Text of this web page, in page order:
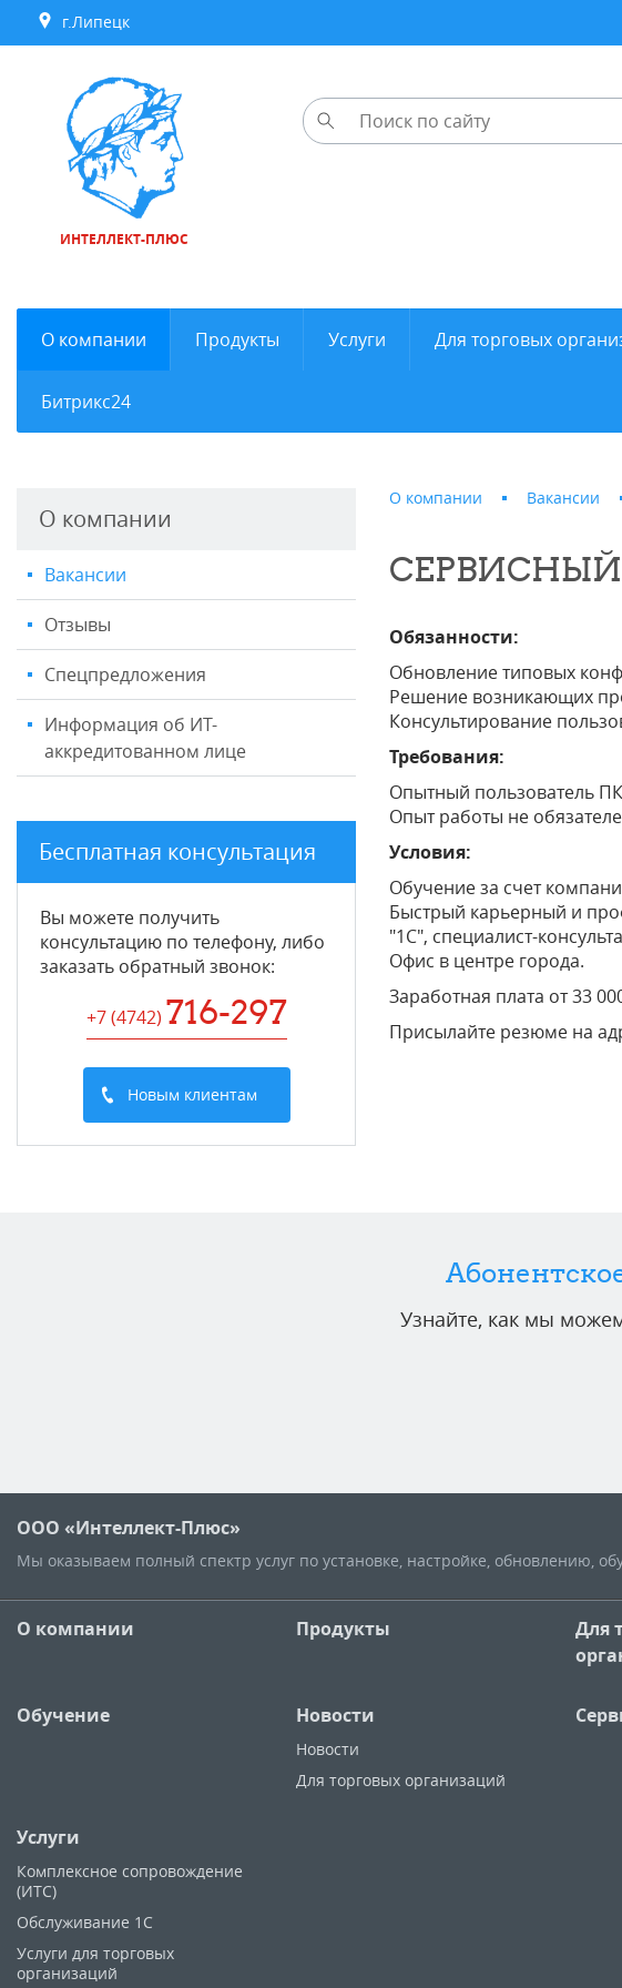
г.Липецк
ИНТЕЛЛЕКТ-ПЛЮС
О компании Продукты Услуги Для торговых
Битрикс24
О компании
Вакансии
Отзывы
Спецпредложения
Информация об ИТ-
аккредитованном лице
Бесплатная консультация
Вы можете получить
консультацию по телефону, либо
заказать обратный звонок:
+7 (4742) 716-297
Новым клиентам
О компании Вакансии
Обязанности:
Обновление типовых
Решение возникающих
Консультирование
Требования:
Опытный пользователь
Опыт работы не
Условия:
Обучение за счет
Быстрый карьерный и
"1С", специалист-
Офис в центре города.
Заработная плата от 33
Присылайте резюме на
Узнайте, как мы
ООО «Интеллект-Плюс»
Мы оказываем полный спектр услуг по установке, настройке, обновлению,
О компании Продукты
Для
Обучение Новости
Новости
Для торговых организаций
Услуги
Комплексное сопровождение
(ИТС)
Обслуживание 1С
Услуги для торговых
организаций